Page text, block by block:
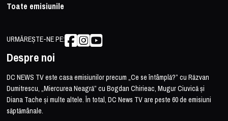
Toate emisiunile
URMĂREȘTE-NE PE:
Despre noi
DC NEWS TV este casa emisiunilor precum „Ce se întâmplă?” cu Răzvan
Dumitrescu, „Miercurea Neagră” cu Bogdan Chirieac, Mugur Ciuvică și
Diana Tache și multe altele. În total, DC News TV are peste 60 de emisiuni
săptămânale.